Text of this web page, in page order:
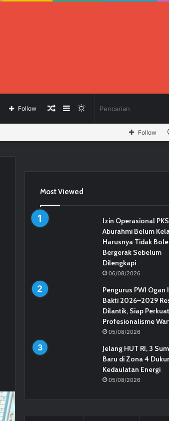
Switch
Sidebar
Berita
Follow
Follow
Most Viewed
Izin Operasional
Aburahmi Belum
Harusnya Tidak
Bergerak Sebelum
Dilengkapi
06/08/2026
Pengurus PWI Ogan
Bakti 2026–2029
Dilantik, Siap Perkuat
Profesionalisme
05/08/2026
Jelang HUT RI, 3
Baru di Zona 4
Kedaulatan Energi
05/08/2026